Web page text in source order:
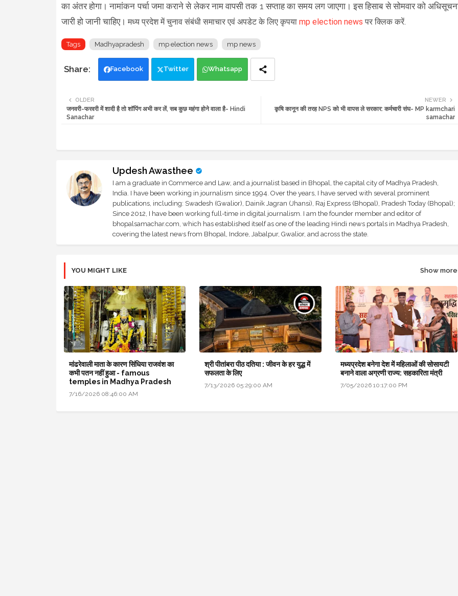
का अंतर होगा। नामांकन पर्चा जमा कराने से लेकर नाम वापसी तक 1 सप्ताह का समय लग जाएगा। इस हिसाब से सोमवार को
जारी हो जानी चाहिए। मध्य प्रदेश में चुनाव संबंधी समाचार एवं अपडेट के लिए कृपया mp election news पर क्लिक करें.
Tags Madhyapradesh mp election news mp news
Facebook Twitter Whatsapp
NEWER
कृषि कानून की तरह NPS को भी वापस ले सरकार: कर्मचारी संघ- MP karmchari
samachar
OLDER
जनवरी-फरवरी में शादी है तो शॉपिंग अभी कर लें, सब कुछ महंगा होने वाला है- Hindi
Sanachar
Updesh Awasthee
I am a graduate in Commerce and Law, and a journalist based in Bhopal, the capital city of Madhya Pradesh,
India. I have been working in journalism since 1994. Over the years, I have served with several prominent
publications, including: Swadesh (Gwalior), Dainik Jagran (Jhansi), Raj Express (Bhopal), Pradesh Today (Bhopal);
Since 2012, I have been working full-time in digital journalism. I am the founder member and editor of
bhopalsamachar.com, which has established itself as one of the leading Hindi news portals in Madhya Pradesh,
covering the latest news from Bhopal, Indore, Jabalpur, Gwalior, and across the state.
YOU MIGHT LIKE Show more
मांढरेवाली माता के कारण सिंधिया राजवंश का
कभी पतन नहीं हुआ - famous
temples in Madhya Pradesh
7/16/2026 08:46:00 AM
श्री पीतांबरा पीठ दतिया : जीवन के हर युद्ध में
सफलता के लिए
7/13/2026 05:29:00 AM
मध्यप्रदेश बनेगा देश में महिलाओं की सोसायटी
बनाने वाला अग्रणी राज्य: सहकारिता मंत्री
7/05/2026 10:17:00 PM